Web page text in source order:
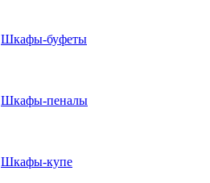
Шкафы-буфеты
Шкафы-пеналы
Шкафы-купе